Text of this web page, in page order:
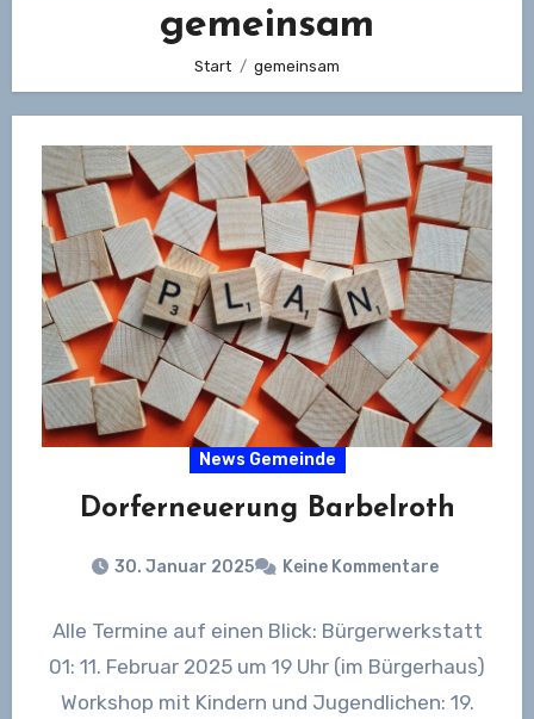
gemeinsam
Start gemeinsam
News Gemeinde
Dorferneuerung Barbelroth
30. Januar 2025 Keine Kommentare
Alle Termine auf einen Blick: Bürgerwerkstatt
01: 11. Februar 2025 um 19 Uhr (im Bürgerhaus)
Workshop mit Kindern und Jugendlichen: 19.